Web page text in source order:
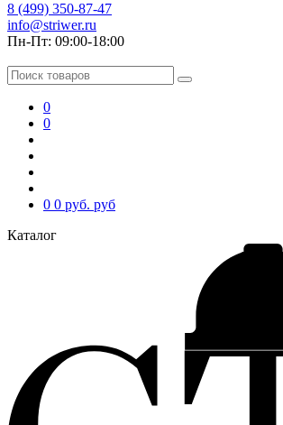
8 (499) 350-87-47
info@striwer.ru
Пн-Пт: 09:00-18:00
0
0
0 0 руб. руб
Каталог